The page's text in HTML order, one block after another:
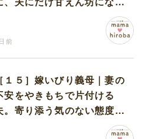
前
［１５］嫁いびり義母｜妻の
安をやきもちで片付ける
。寄り添う気のない態度に